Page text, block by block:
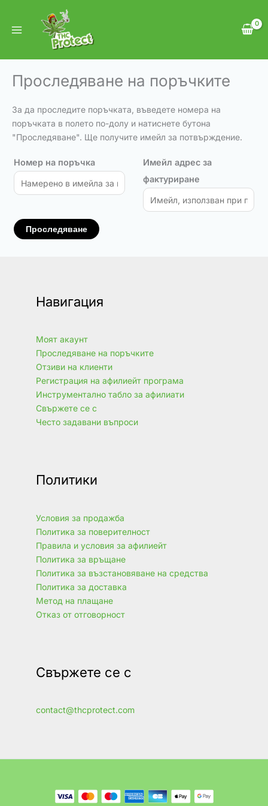
content
Проследяване на поръчките
За да проследите поръчката, въведете номера на
поръчката в полето по-долу и натиснете бутона
"Проследяване". Ще получите имейл за потвърждение.
Номер на поръчка
Имейл адрес за
фактуриране
Проследяване
Навигация
Моят акаунт
Проследяване на поръчките
Отзиви на клиенти
Регистрация на афилиейт програма
Инструментално табло за афилиати
Свържете се с
Често задавани въпроси
Политики
Условия за продажба
Политика за поверителност
Правила и условия за афилиейт
Политика за връщане
Политика за възстановяване на средства
Политика за доставка
Метод на плащане
Отказ от отговорност
Свържете се с
contact@thcprotect.com